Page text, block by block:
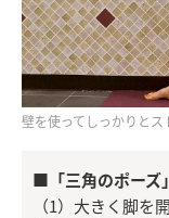
壁を使ってしっかりとス
■「三角のポーズ
（1）大きく脚を